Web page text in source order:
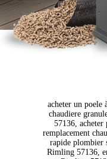
acheter un poele
chaudiere
57136,
remplacement
rapide plombier
Rimling 57136,